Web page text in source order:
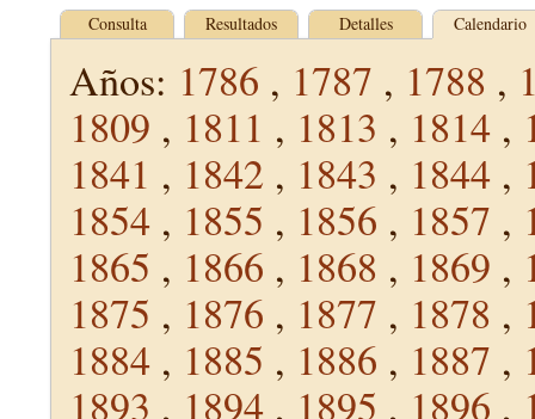
Consulta Resultados Detalles Calendario
Años: 1786 , 1787 , 1788 ,
1809 , 1811 , 1813 , 1814 ,
1841 , 1842 , 1843 , 1844 ,
1854 , 1855 , 1856 , 1857 ,
1865 , 1866 , 1868 , 1869 ,
1875 , 1876 , 1877 , 1878 ,
1884 , 1885 , 1886 , 1887 ,
1893 , 1894 , 1895 , 1896 ,